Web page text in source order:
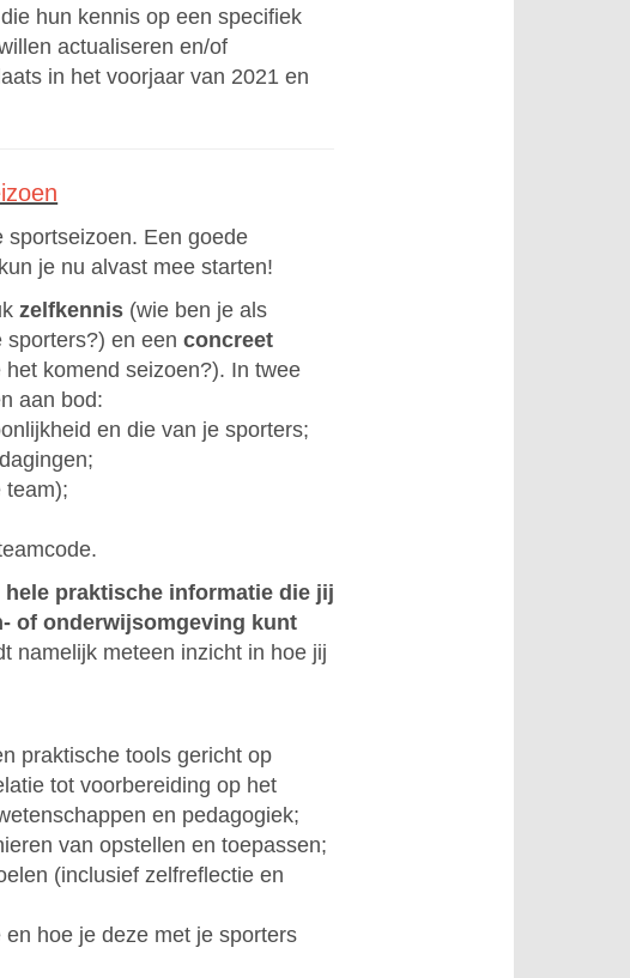
hun kennis op een specifiek
actualiseren en/of
in het voorjaar van 2021 en
sportseizoen. Een goede
je nu alvast mee starten!
zelfkennis (wie ben je als
sporters?) en eenconcreet
komend seizoen?). In twee
aan bod:
en die van je sporters;
team);
hele praktische informatie die jij
of onderwijsomgeving kunt
namelijk meteen inzicht in hoe jij
praktische tools gericht op
tot voorbereiding op het
en pedagogiek;
van opstellen en toepassen;
(inclusief zelfreflectie en
hoe je deze met je sporters